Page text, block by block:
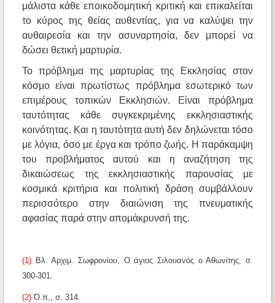
μάλιστα κάθε εποικοδομητική κριτική και επικαλείται
το κύρος της θείας αυθεντίας, για να καλύψει την
αυθαιρεσία και την ασυναρτησία, δεν μπορεί να
δώσει θετική μαρτυρία.
Το πρόβλημα της μαρτυρίας της Εκκλησίας στον
κόσμο είναι πρωτίστως πρόβλημα εσωτερικό των
επιμέρους τοπικών Εκκλησιών. Είναι πρόβλημα
ταυτότητας κάθε συγκεκριμένης εκκλησιαστικής
κοινότητας. Και η ταυτότητα αυτή δεν δηλώνεται τόσο
με λόγια, όσο με έργα και τρόπο ζωής. Η παράκαμψη
του προβλήματος αυτού και η αναζήτηση της
δικαιώσεως της εκκλησιαστικής παρουσίας με
κοσμικά κριτήρια και πολιτική δράση συμβάλλουν
περισσότερο στην διαιώνιση της πνευματικής
αφασίας παρά στην απομάκρυνσή της.
(1) Βλ. Αρχιμ. Σωφρονίου, Ο άγιος Σιλουανός ο Αθωνίτης, σ.
300-301.
(2) Ό.π,, σ. 314.